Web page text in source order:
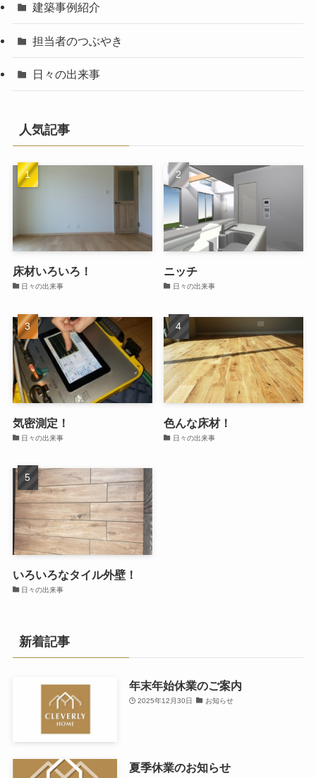
建築事例紹介
担当者のつぶやき
日々の出来事
人気記事
床材いろいろ！
日々の出来事
ニッチ
日々の出来事
気密測定！
日々の出来事
色んな床材！
日々の出来事
いろいろなタイル外壁！
日々の出来事
新着記事
年末年始休業のご案内
2025年12月30日 お知らせ
夏季休業のお知らせ